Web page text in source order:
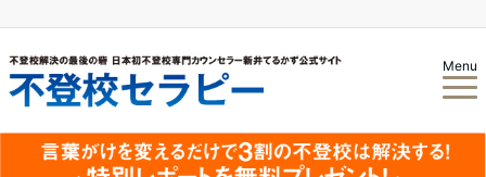
Menu